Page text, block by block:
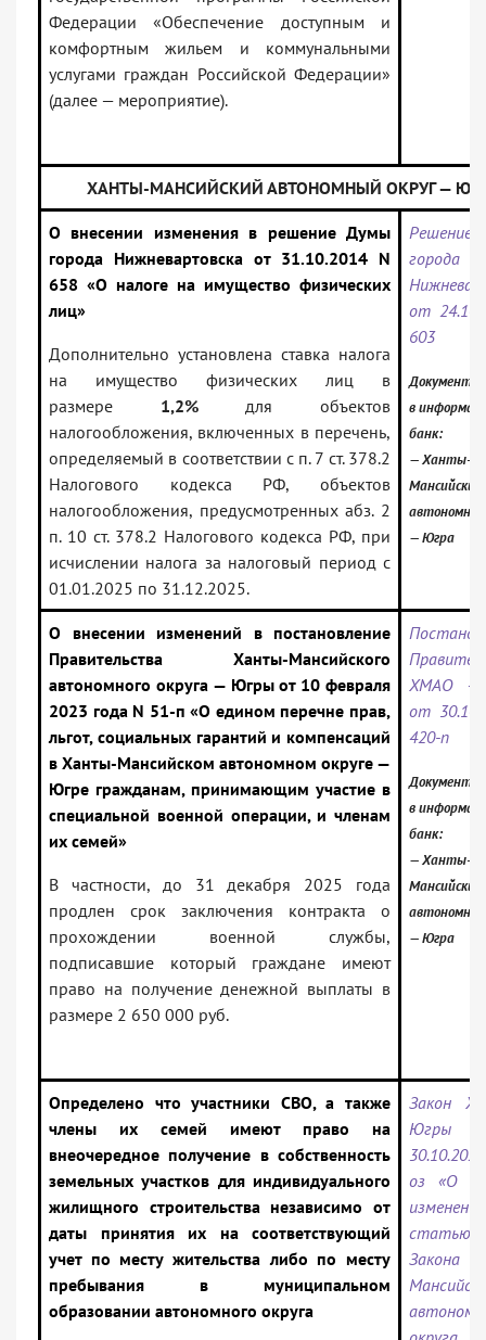
Федерации «Обеспечение доступным и
комфортным жильем и коммунальными
услугами граждан Российской Федерации»
(далее — мероприятие).
ХАНТЫ-МАНСИЙСКИЙ АВТОНОМНЫЙ ОКРУГ —
О внесении изменения в решение Думы
города Нижневартовска от 31.10.2014 N
658 «О налоге на имущество физических
лиц»
Дополнительно установлена ставка налога
на имущество физических лиц в
размере 1,2%для объектов
налогообложения, включенных в перечень,
определяемый в соответствии с п. 7 ст. 378.2
Налогового кодекса РФ, объектов
налогообложения, предусмотренных абз. 2
п. 10 ст. 378.2 Налогового кодекса РФ, при
исчислении налога за налоговый период с
01.01.2025 по 31.12.2025.
города
от
603
Документ
в
банк:
— Ханты-
Мансийский
— Югра
О внесении изменений в постановление
Правительства Ханты-Мансийского
автономного округа — Югры от 10 февраля
2023 года N 51-п «О едином перечне прав,
льгот, социальных гарантий и компенсаций
в Ханты-Мансийском автономном округе —
Югре гражданам, принимающим участие в
специальной военной операции, и членам
их семей»
В частности, до 31 декабря 2025 года
продлен срок заключения контракта о
прохождении военной службы,
подписавшие который граждане имеют
право на получение денежной выплаты в
размере 2 650 000 руб.
ХМАО —
от
420-п
Документ
в
банк:
— Ханты-
Мансийский
— Югра
Определено что участники СВО, а также
члены их семей имеют право на
внеочередное получение в собственность
земельных участков для индивидуального
жилищного строительства независимо от
даты принятия их на соответствующий
учет по месту жительства либо по месту
пребывания в муниципальном
образовании автономного округа
Закон
оз «О
Закона